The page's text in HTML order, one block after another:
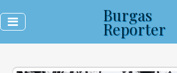
Burgas
Reporter